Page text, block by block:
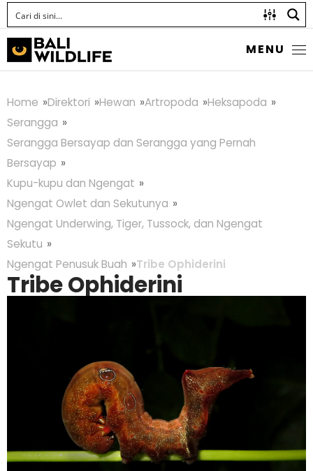
MENU
Home Direktori Hewan Artropoda
Heksapoda
Serangga
Serangga Bersayap dan Serangga yang Pernah
Bersayap
Kupu-kupu dan Ngengat
Ngengat Owlet dan Sekutunya
Ngengat Underwing, Tiger, Tussock, dan Ngengat
Sekutu
Ngengat Penusuk Buah
Tribe Ophiderini
Tribe Ophiderini